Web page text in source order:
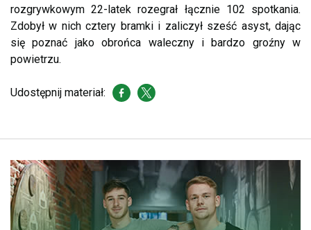
rozgrywkowym 22-latek rozegrał łącznie 102 spotkania.
Zdobył w nich cztery bramki i zaliczył sześć asyst, dając
się poznać jako obrońca waleczny i bardzo groźny w
powietrzu.
Udostępnij materiał: